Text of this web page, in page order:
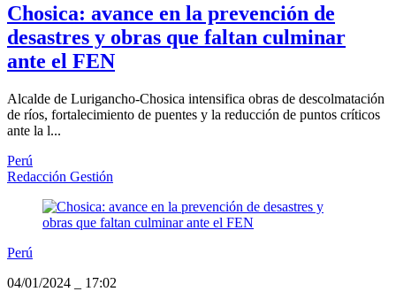
Chosica: avance en la prevención de
desastres y obras que faltan culminar
ante el FEN
Alcalde de Lurigancho-Chosica intensifica obras de descolmatación
de ríos, fortalecimiento de puentes y la reducción de puntos críticos
ante la l...
Perú
Redacción Gestión
Perú
04/01/2024
17:02